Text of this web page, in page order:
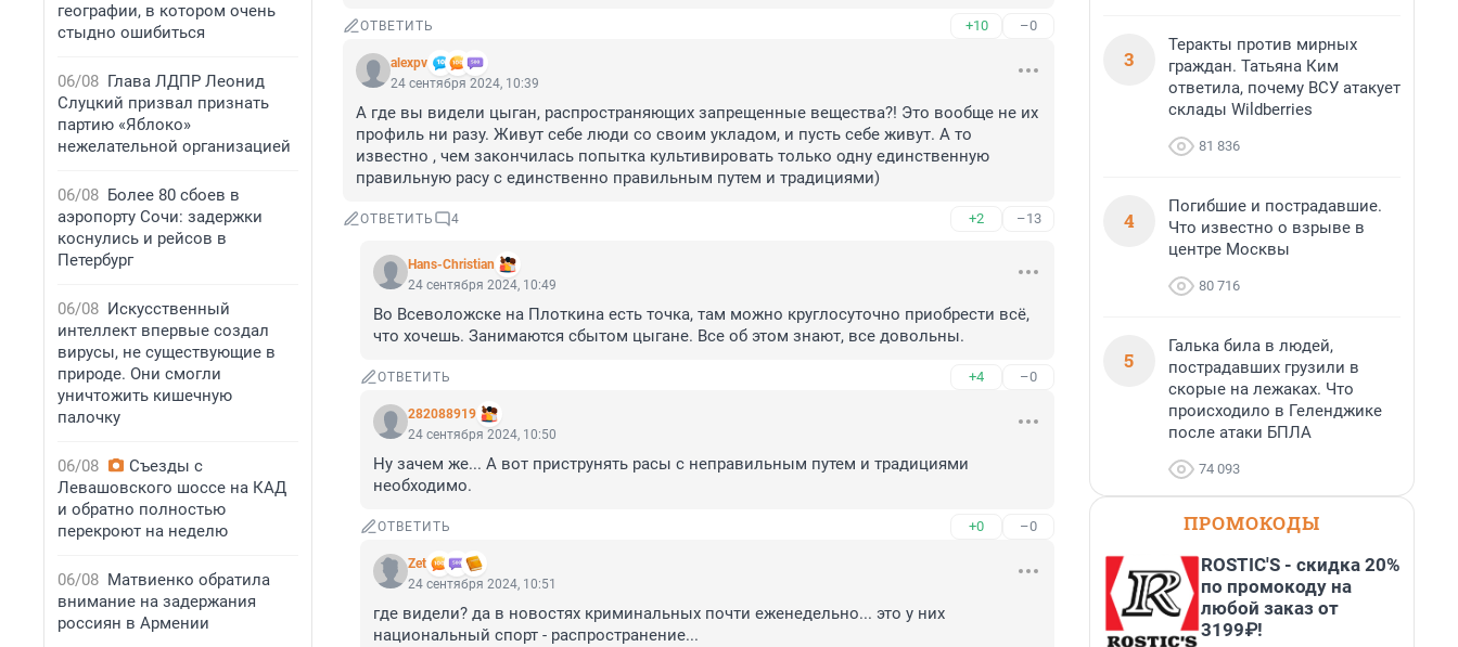
географии, в котором очень
стыдно ошибиться
06/08 Глава ЛДПР Леонид
Слуцкий призвал признать
партию «Яблоко»
нежелательной организацией
06/08 Более 80 сбоев в
аэропорту Сочи: задержки
коснулись и рейсов в
Петербург
06/08 Искусственный
интеллект впервые создал
вирусы, не существующие в
природе. Они смогли
уничтожить кишечную
палочку
06/08
Съезды с
Левашовского шоссе на КАД
и обратно полностью
перекроют на неделю
06/08 Матвиенко обратила
внимание на задержания
россиян в Армении
ОТВЕТИТЬ +10 –0
alexpv
24 сентября 2024, 10:39
А где вы видели цыган, распространяющих запрещенные вещества?! Это вообще не их
профиль ни разу. Живут себе люди со своим укладом, и пусть себе живут. А то
известно , чем закончилась попытка культивировать только одну единственную
правильную расу с единственно правильным путем и традициями)
ОТВЕТИТЬ 4 +2 –13
Hans-Christian
24 сентября 2024, 10:49
Во Всеволожске на Плоткина есть точка, там можно круглосуточно приобрести всё,
что хочешь. Занимаются сбытом цыгане. Все об этом знают, все довольны.
ОТВЕТИТЬ +4 –0
282088919
24 сентября 2024, 10:50
Ну зачем же... А вот приструнять расы с неправильным путем и традициями
необходимо.
ОТВЕТИТЬ +0 –0
Zet
24 сентября 2024, 10:51
где видели? да в новостях криминальных почти еженедельно... это у них
национальный спорт - распространение...
3
Теракты против мирных
граждан. Татьяна Ким
ответила, почему ВСУ атакует
склады Wildberries
81 836
4
Погибшие и пострадавшие.
Что известно о взрыве в
центре Москвы
80 716
5
Галька била в людей,
пострадавших грузили в
скорые на лежаках. Что
происходило в Геленджике
после атаки БПЛА
74 093
ПРОМОКОДЫ
ROSTIC'S - скидка 20%
по промокоду на
любой заказ от
3199₽!